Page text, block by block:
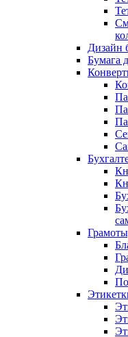
Дизайн
Бумага